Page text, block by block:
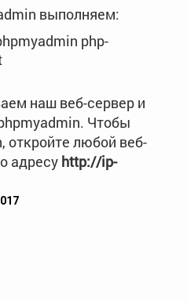
выполняем:
php-
наш веб-сервер и
Чтобы
откройте любой веб-
адресу http://ip-